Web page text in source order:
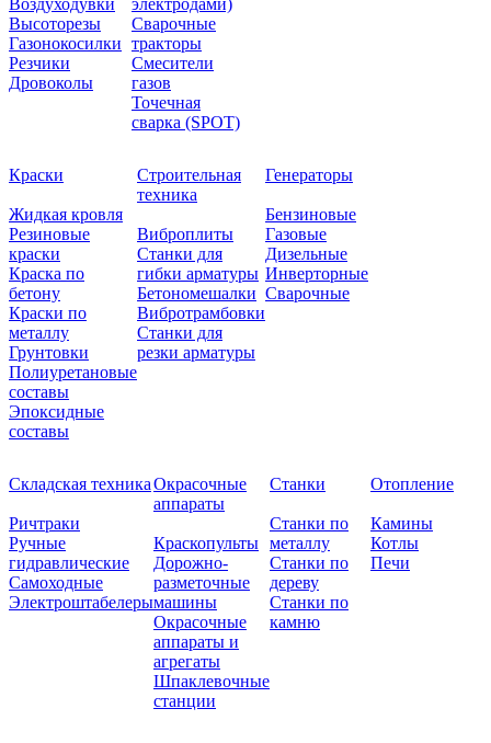
Воздуходувки
Высоторезы
Газонокосилки
Резчики
Дровоколы
электродами)
Сварочные
тракторы
Смесители
газов
Точечная
сварка (SPOT)
Краски
Жидкая кровля
Резиновые
краски
Краска по
бетону
Краски по
металлу
Грунтовки
Полиуретановые
составы
Эпоксидные
составы
Строительная
техника
Виброплиты
Станки для
гибки арматуры
Бетономешалки
Вибротрамбовки
Станки для
резки арматуры
Генераторы
Бензиновые
Газовые
Дизельные
Инверторные
Сварочные
Складская техника
Ричтраки
Ручные
гидравлические
Самоходные
Электроштабелеры
Окрасочные
аппараты
Краскопульты
Дорожно-
разметочные
машины
Окрасочные
аппараты и
агрегаты
Шпаклевочные
станции
Станки
Станки по
металлу
Станки по
дереву
Станки по
камню
Отопление
Камины
Котлы
Печи